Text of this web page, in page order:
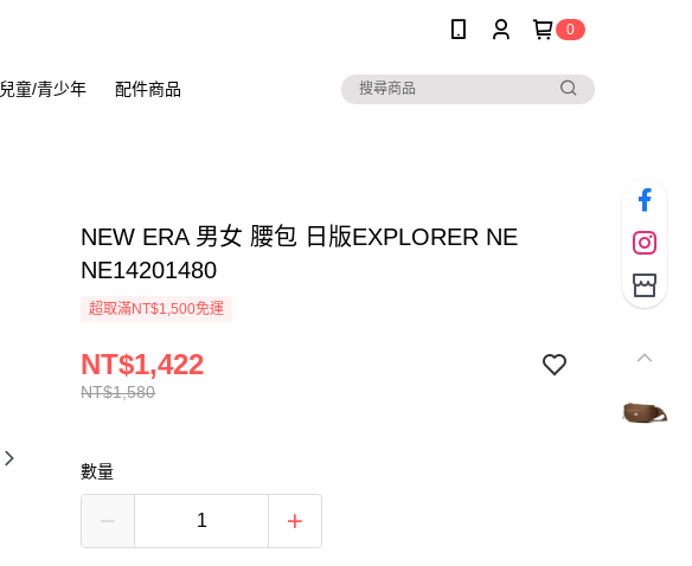
0
兒童/青少年 配件商品
NEW ERA 男女 腰包 日版EXPLORER NE
NE14201480
超取滿NT$1,500免運
NT$1,580
NT$1,422
數量